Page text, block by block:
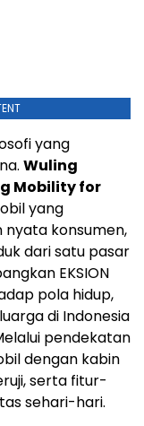
yang
Wuling
Mobility for
yang
konsumen,
dari satu pasar
EKSION
pola hidup,
di Indonesia
pendekatan
dengan kabin
serta fitur-
sehari-hari.